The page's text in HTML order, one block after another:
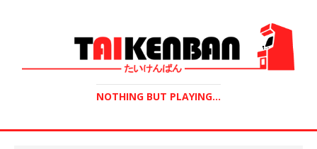
NOTHING BUT PLAYING...